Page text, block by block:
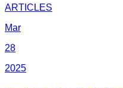
ARTICLES
Mar
28
2025